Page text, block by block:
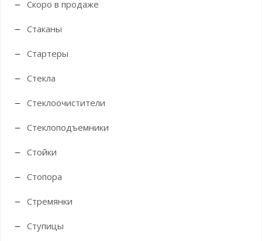
Скоро в продаже
Стаканы
Стартеры
Стекла
Стеклоочистители
Стеклоподъемники
Стойки
Стопора
Стремянки
Ступицы